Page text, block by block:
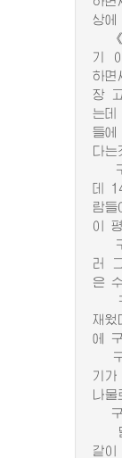
상에
《
기
하면
장
는데
들에
다
구
데
람
이
구
러
은
구
재
에
구
기
나
구
닭
같